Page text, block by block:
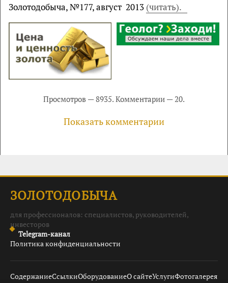
Зoлотодобыча, №177, август 2013 (читать).
Просмотров — 8935. Комментарии — 20.
Показать комментарии
ЗОЛОТОДОБЫЧА
для профессионалов: специалистов, руководителей,
инвесторов
Telegram-канал
Политика конфиденциальности
СодержаниеСсылкиОборудованиеО сайтеУслугиФотогалерея